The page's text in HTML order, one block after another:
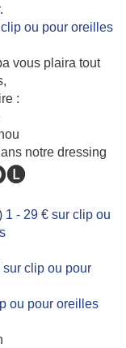
vous plaira tout
:
notre dressing